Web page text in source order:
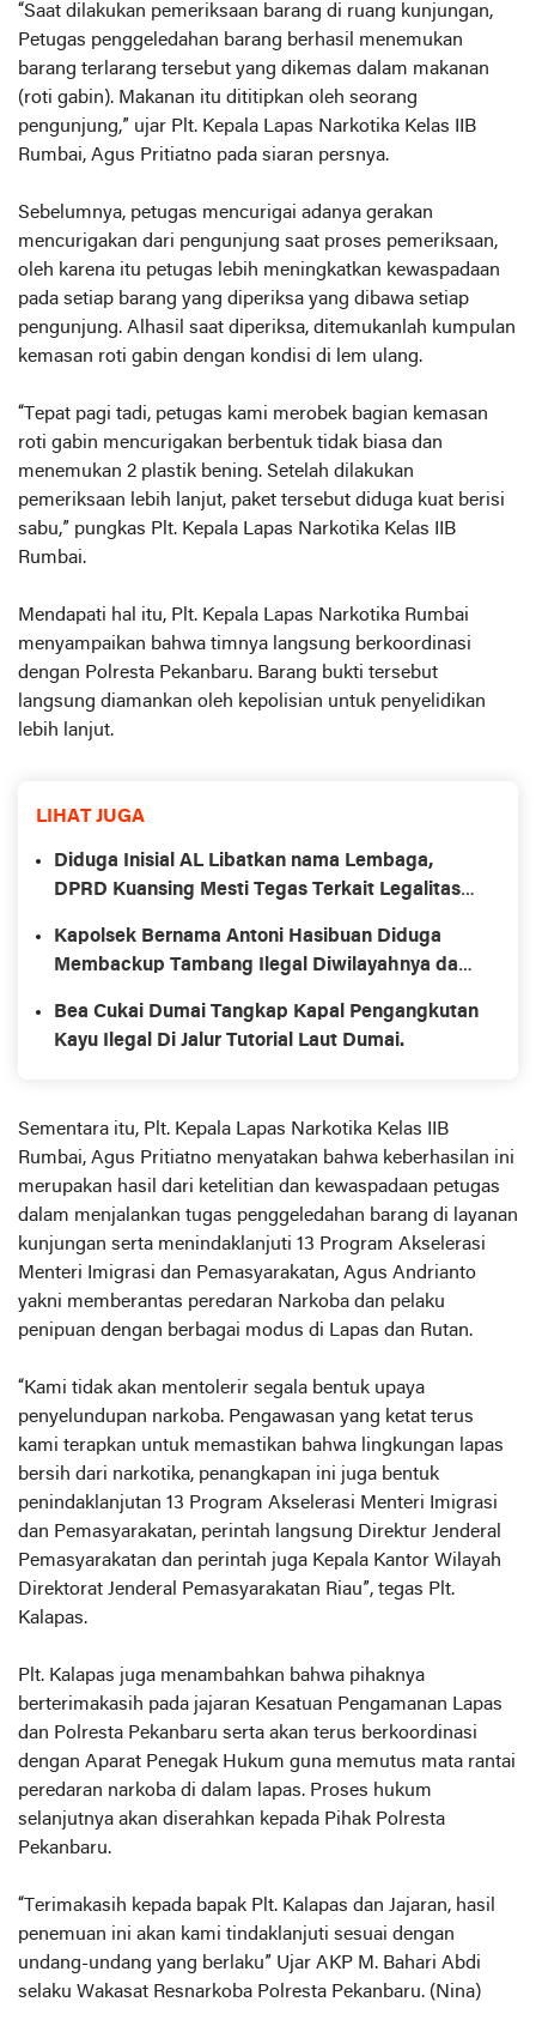
“Saat dilakukan pemeriksaan barang di ruang kunjungan,
Petugas penggeledahan barang berhasil menemukan
barang terlarang tersebut yang dikemas dalam makanan
(roti gabin). Makanan itu dititipkan oleh seorang
pengunjung,” ujar Plt. Kepala Lapas Narkotika Kelas IIB
Rumbai, Agus Pritiatno pada siaran persnya.
Sebelumnya, petugas mencurigai adanya gerakan
mencurigakan dari pengunjung saat proses pemeriksaan,
oleh karena itu petugas lebih meningkatkan kewaspadaan
pada setiap barang yang diperiksa yang dibawa setiap
pengunjung. Alhasil saat diperiksa, ditemukanlah kumpulan
kemasan roti gabin dengan kondisi di lem ulang.
“Tepat pagi tadi, petugas kami merobek bagian kemasan
roti gabin mencurigakan berbentuk tidak biasa dan
menemukan 2 plastik bening. Setelah dilakukan
pemeriksaan lebih lanjut, paket tersebut diduga kuat berisi
sabu,” pungkas Plt. Kepala Lapas Narkotika Kelas IIB
Rumbai.
Mendapati hal itu, Plt. Kepala Lapas Narkotika Rumbai
menyampaikan bahwa timnya langsung berkoordinasi
dengan Polresta Pekanbaru. Barang bukti tersebut
langsung diamankan oleh kepolisian untuk penyelidikan
lebih lanjut.
LIHAT JUGA
Diduga Inisial AL Libatkan nama Lembaga,
DPRD Kuansing Mesti Tegas Terkait Legalitas
Kapolsek Bernama Antoni Hasibuan Diduga
Membackup Tambang Ilegal Diwilayahnya dan
Bea Cukai Dumai Tangkap Kapal Pengangkutan
Kayu Ilegal Di Jalur Tutorial Laut Dumai.
Sementara itu, Plt. Kepala Lapas Narkotika Kelas IIB
Rumbai, Agus Pritiatno menyatakan bahwa keberhasilan ini
merupakan hasil dari ketelitian dan kewaspadaan petugas
dalam menjalankan tugas penggeledahan barang di layanan
kunjungan serta menindaklanjuti 13 Program Akselerasi
Menteri Imigrasi dan Pemasyarakatan, Agus Andrianto
yakni memberantas peredaran Narkoba dan pelaku
penipuan dengan berbagai modus di Lapas dan Rutan.
“Kami tidak akan mentolerir segala bentuk upaya
penyelundupan narkoba. Pengawasan yang ketat terus
kami terapkan untuk memastikan bahwa lingkungan lapas
bersih dari narkotika, penangkapan ini juga bentuk
penindaklanjutan 13 Program Akselerasi Menteri Imigrasi
dan Pemasyarakatan, perintah langsung Direktur Jenderal
Pemasyarakatan dan perintah juga Kepala Kantor Wilayah
Direktorat Jenderal Pemasyarakatan Riau”, tegas Plt.
Kalapas.
Plt. Kalapas juga menambahkan bahwa pihaknya
berterimakasih pada jajaran Kesatuan Pengamanan Lapas
dan Polresta Pekanbaru serta akan terus berkoordinasi
dengan Aparat Penegak Hukum guna memutus mata rantai
peredaran narkoba di dalam lapas. Proses hukum
selanjutnya akan diserahkan kepada Pihak Polresta
Pekanbaru.
“Terimakasih kepada bapak Plt. Kalapas dan Jajaran, hasil
penemuan ini akan kami tindaklanjuti sesuai dengan
undang-undang yang berlaku” Ujar AKP M. Bahari Abdi
selaku Wakasat Resnarkoba Polresta Pekanbaru. (Nina)